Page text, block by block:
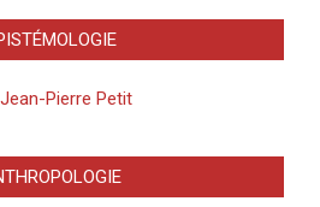
Pierre Petit